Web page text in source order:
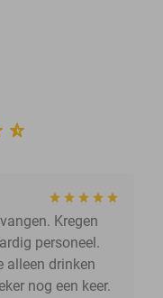
Kregen
personeel.
alleen drinken
nog een keer.